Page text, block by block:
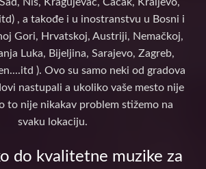
, a takođe i u inostranstvu u Bosni i
Gori, Hrvatskoj, Austriji, Nemačkoj,
Luka, Bijeljina, Sarajevo, Zagreb,
). Ovo su samo neki od gradova
nastupali a ukoliko vaše mesto nije
to nije nikakav problem stižemo na
svaku lokaciju.
do kvalitetne muzike za